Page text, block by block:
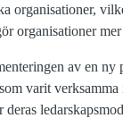
organisationer,
organisationer
av en ny
varit
deras